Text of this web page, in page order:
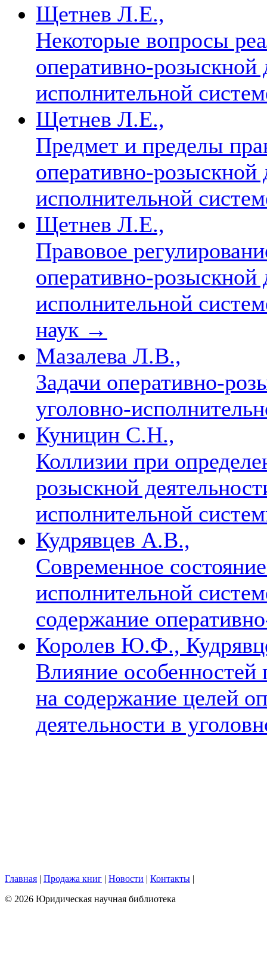
Щетнев Л.Е.,
Некоторые вопросы
оперативно-розыскной
исполнительной
Щетнев Л.Е.,
Предмет и пределы
оперативно-розыскной
исполнительной
Щетнев Л.Е.,
Правовое
оперативно-розыскной
исполнительной
наук →
Мазалева Л.В.,
Задачи оперативно-
уголовно-
Куницин С.Н.,
Коллизии при
розыскной
исполнительной
Кудрявцев А.В.,
Современное
исполнительной
содержание
Королев Ю.Ф.,
Влияние особенностей
на содержание целей
деятельности в
Главная | Продажа книг | Новости | Контакты |
© 2026 Юридическая научная библиотека